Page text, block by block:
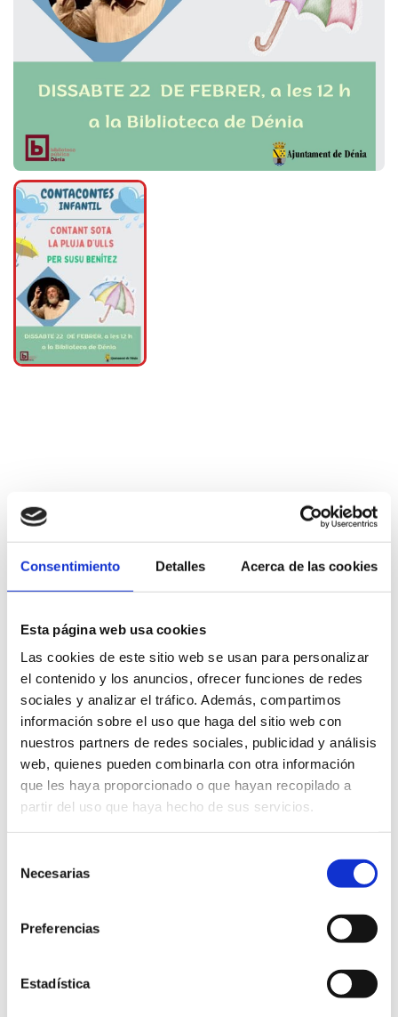
Consentimiento Detalles Acerca de las cookies
Esta página web usa cookies
Las cookies de este sitio web se usan para personalizar
el contenido y los anuncios, ofrecer funciones de redes
sociales y analizar el tráfico. Además, compartimos
información sobre el uso que haga del sitio web con
nuestros partners de redes sociales, publicidad y análisis
web, quienes pueden combinarla con otra información
que les haya proporcionado o que hayan recopilado a
partir del uso que haya hecho de sus servicios.
Necesarias
Preferencias
Estadística
12 h